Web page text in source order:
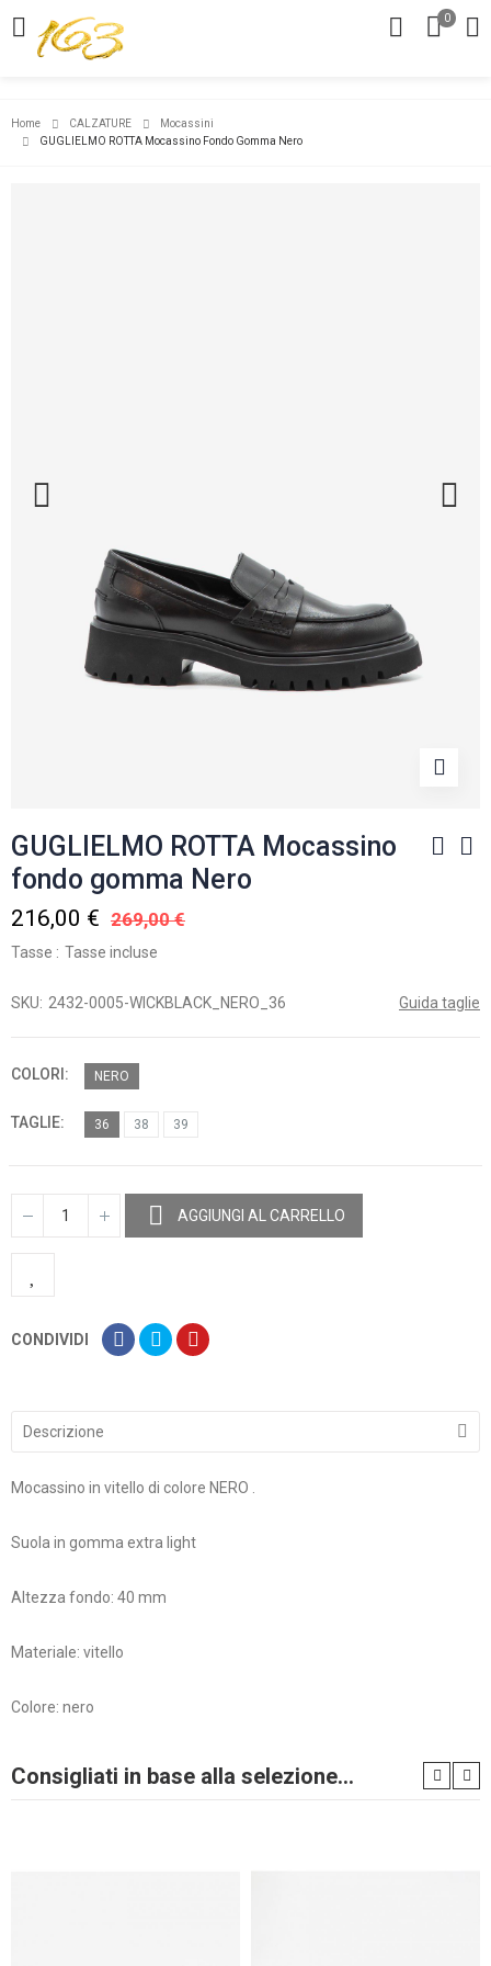
0
Home CALZATURE
Mocassini
GUGLIELMO ROTTA Mocassino Fondo Gomma Nero
GUGLIELMO ROTTA Mocassino
fondo gomma Nero
216,00 € 269,00 €
Tasse Tasse incluse
Guida taglie
SKU 2432-0005-WICKBLACK_NERO_36
COLORI NERO
TAGLIE 36 38 39
AGGIUNGI AL CARRELLO
CONDIVIDI
Descrizione
Mocassino in vitello di colore NERO .
Suola in gomma extra light
Altezza fondo: 40 mm
Materiale: vitello
Colore: nero
Consigliati in base alla selezione...